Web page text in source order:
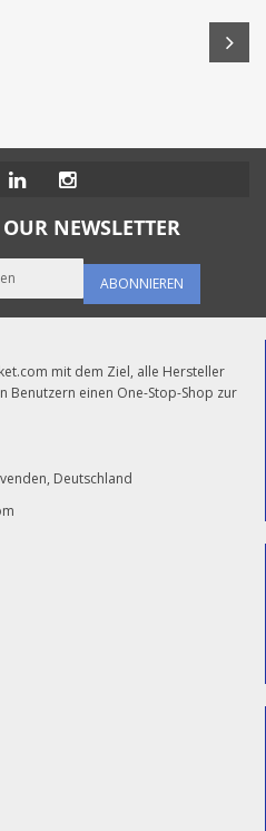
NEWSLETTER
ABONNIEREN
mit dem Ziel, alle Hersteller
Benutzern einen One-Stop-Shop zur
Deutschland